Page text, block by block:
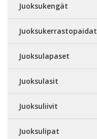
Juoksukengät
Juoksukerrastopaidat
Juoksulapaset
Juoksulasit
Juoksuliivit
Juoksulipat